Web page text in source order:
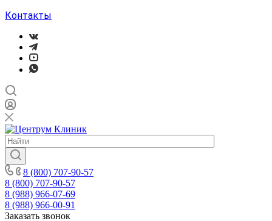
Контакты
8 (800) 707-90-57
8 (800) 707-90-57
8 (988) 966-07-69
8 (988) 966-00-91
Заказать звонок